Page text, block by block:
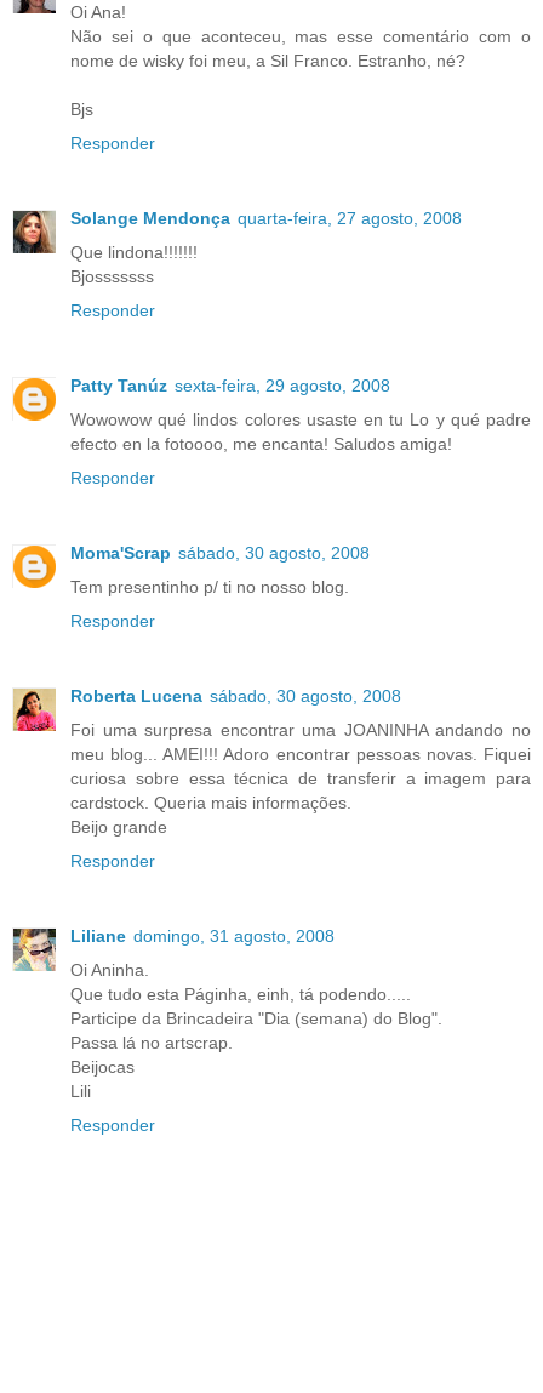
Oi Ana!
Não sei o que aconteceu, mas esse comentário com o
nome de wisky foi meu, a Sil Franco. Estranho, né?
Bjs
Responder
Solange Mendonça quarta-feira, 27 agosto, 2008
Que lindona!!!!!!!
Bjosssssss
Responder
Patty Tanúz sexta-feira, 29 agosto, 2008
Wowowow qué lindos colores usaste en tu Lo y qué padre
efecto en la fotoooo, me encanta! Saludos amiga!
Responder
Moma'Scrap sábado, 30 agosto, 2008
Tem presentinho p/ ti no nosso blog.
Responder
Roberta Lucena sábado, 30 agosto, 2008
Foi uma surpresa encontrar uma JOANINHA andando no
meu blog... AMEI!!! Adoro encontrar pessoas novas. Fiquei
curiosa sobre essa técnica de transferir a imagem para
cardstock. Queria mais informações.
Beijo grande
Responder
Liliane domingo, 31 agosto, 2008
Oi Aninha.
Que tudo esta Páginha, einh, tá podendo.....
Participe da Brincadeira "Dia (semana) do Blog".
Passa lá no artscrap.
Beijocas
Lili
Responder